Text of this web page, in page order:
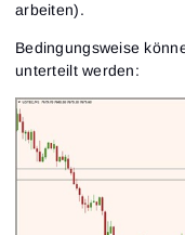
arbeiten).
Bedingungsweise
unterteilt werden: